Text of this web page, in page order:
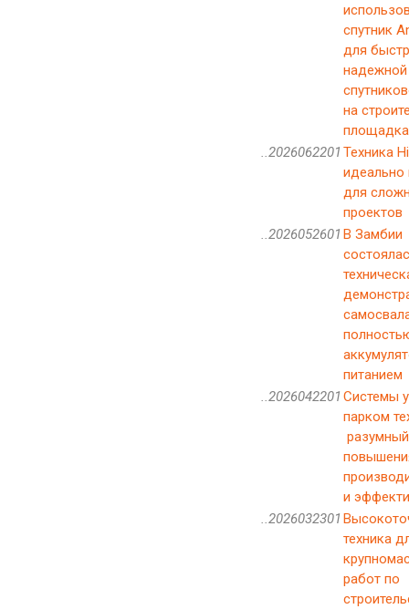
спутник
для
надежной
на
..2026062201 Техника
идеально
для
проектов
..2026052601 В Замбии
питанием
..2026042201 Системы
парком
и
..2026032301
техника
работ по